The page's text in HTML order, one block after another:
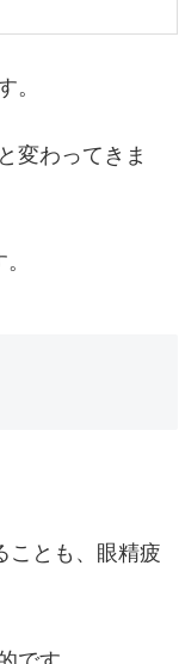
。
と変わってきま
ことも、眼精疲